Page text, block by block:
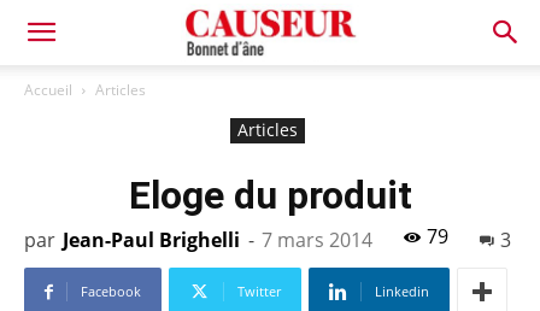
Bonnet
Accueil Articles
Articles
Eloge du produit
par Jean-Paul Brighelli - 7 mars 2014 79 3
Facebook Twitter Linkedin